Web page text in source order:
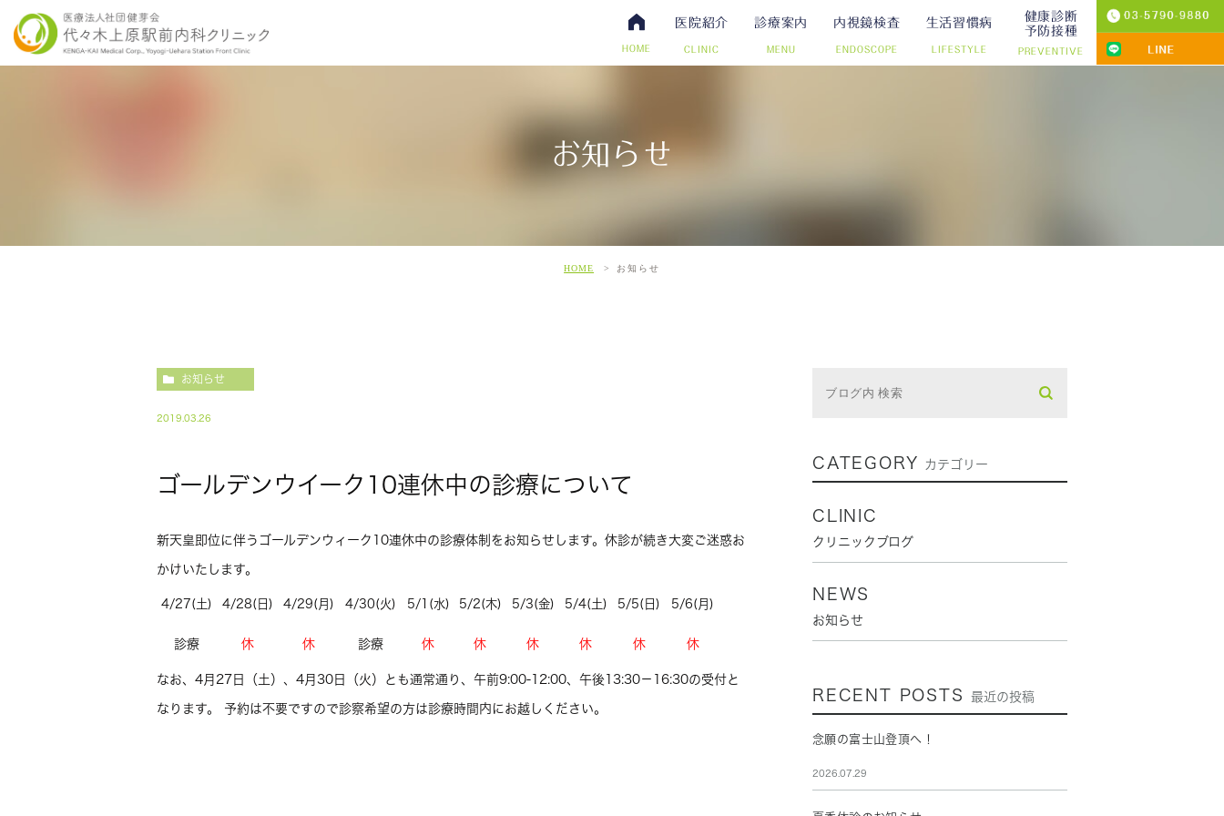
HOME
医院紹介
CLINIC
アクセス・診療時間 スタッフ募集
診療案内
MENU
内視鏡検査
ENDOSCOPE
日帰り手術（内視鏡的ポリープ切除）
生活習慣病
LIFESTYLE
健康診断
予防接種
PREVENTIVE
ワクチン・予防接種
お知らせ
HOME お知らせ
お知らせ
2019.03.26
ゴールデンウイーク10連休中の診療について
新天皇即位に伴うゴールデンウィーク10連休中の診療体制をお知らせします。休診が続き大変ご迷惑お
かけいたします。
4/27(土) 4/28(日) 4/29(月) 4/30(火) 5/1(水) 5/2(木) 5/3(金) 5/4(土) 5/5(日) 5/6(月)
診療 休 休 診療 休 休 休 休 休 休
なお、4月27日（土）、4月30日（火）とも通常通り、午前9:00‐12:00、午後13:30－16:30の受付と
なります。 予約は不要ですので診察希望の方は診療時間内にお越しください。
CATEGORY カテゴリー
CLINIC
クリニックブログ
NEWS
お知らせ
RECENT POSTS 最近の投稿
念願の富士山登頂へ！
2026.07.29